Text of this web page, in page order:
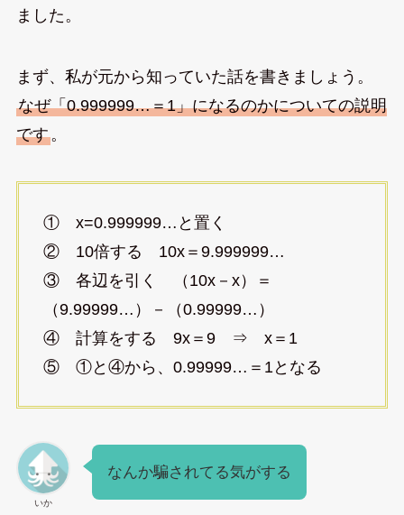
ました。
まず、私が元から知っていた話を書きましょう。
なぜ「0.999999…＝1」になるのかについての説明
です。
① x=0.999999…と置く
② 10倍する 10x＝9.999999…
③ 各辺を引く （10x－x）＝
（9.99999…）－（0.99999…）
④ 計算をする 9x＝9 ⇒ x＝1
⑤ ①と④から、0.99999…＝1となる
いか
なんか騙されてる気がする